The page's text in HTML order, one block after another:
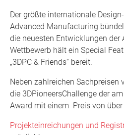
Der größte internationale
Advanced Manufacturing
die neuesten Entwicklungen der
Wettbewerb hält ein Special
„3DPC & Friends“ bereit.
Neben zahlreichen Sachpreisen
die 3DPioneersChallenge der
Award mit einem Preis von über
Projekteinreichungen und